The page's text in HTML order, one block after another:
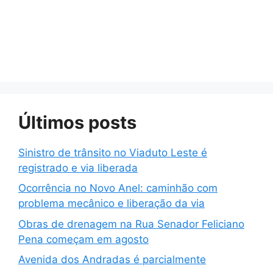
Últimos posts
Sinistro de trânsito no Viaduto Leste é
registrado e via liberada
Ocorrência no Novo Anel: caminhão com
problema mecânico e liberação da via
Obras de drenagem na Rua Senador Feliciano
Pena começam em agosto
Avenida dos Andradas é parcialmente